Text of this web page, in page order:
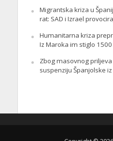
Migrantska kriza u
rat: SAD i Izrael
Humanitarna kriza
Iz Maroka im stiglo
Zbog masovnog
suspenziju Španjolske